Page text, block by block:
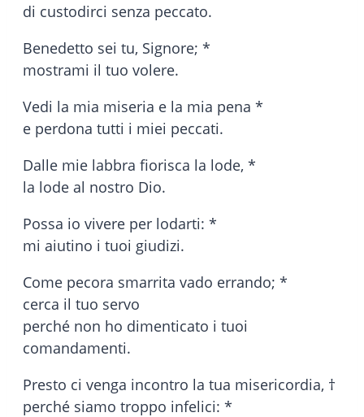
di custodirci senza peccato.
Benedetto sei tu, Signore; *
mostrami il tuo volere.
Vedi la mia miseria e la mia pena *
e perdona tutti i miei peccati.
Dalle mie labbra fiorisca la lode, *
la lode al nostro Dio.
Possa io vivere per lodarti: *
mi aiutino i tuoi giudizi.
Come pecora smarrita vado errando; *
cerca il tuo servo
perché non ho dimenticato i tuoi
comandamenti.
Presto ci venga incontro la tua misericordia, †
perché siamo troppo infelici: *